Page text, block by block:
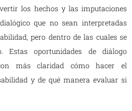
los hechos y las imputaciones
que no sean interpretadas
pero dentro de las cuales se
Estas oportunidades de diálogo
más claridad cómo hacer el
y de qué manera evaluar si